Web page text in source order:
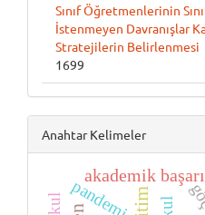
Sınıf Öğretmenlerinin
İstenmeyen Davranışlar
Stratejilerin Belirlenmesi
1699
Anahtar Kelimeler
akademik başarı
pandemi